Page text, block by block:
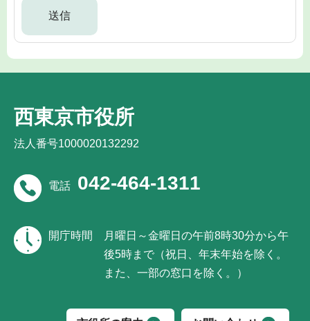
西東京市役所
法人番号1000020132292
電話 042-464-1311
開庁時間
月曜日～金曜日の午前8時30分から午
後5時まで（祝日、年末年始を除く。
また、一部の窓口を除く。）